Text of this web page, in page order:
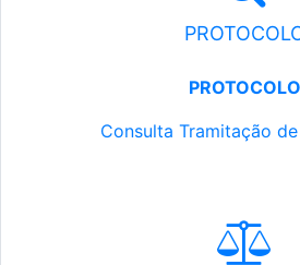
PROTOCOLO
Consulta Tramitação